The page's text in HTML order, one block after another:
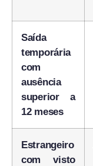
Saída
temporária
com
ausência
superior a
12 meses
Estrangeiro
com visto